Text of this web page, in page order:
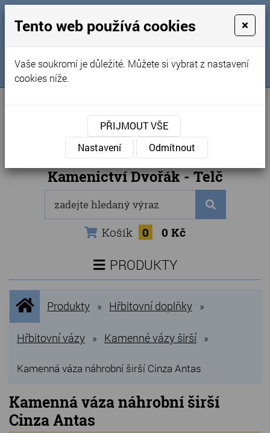
Obchodní podmínky
Kontakty
Naše kamenictví
Sledujte nás na FB
Internetový obchod
Kamenictví Dvořák - Telč
Košík 0 0 Kč
PRODUKTY
NOVINKY
NEJPRODÁVANĚJŠÍ
VÝPRODEJ
Produkty
Grilovací, pečící kameny
Lávové grilovací kameny
Úvodní
stránka
Produkty » Hřbitovní doplňky »
Hřbitovní vázy » Kamenné vázy širší »
Kamenná váza náhrobní širší Cinza Antas
Kamenná váza náhrobní širší
Cinza Antas
Tento web používá cookies ×
Vaše soukromí je důležité. Můžete si vybrat z nastavení
cookies níže.
PŘIJMOUT VŠE
Nastavení
Odmítnout